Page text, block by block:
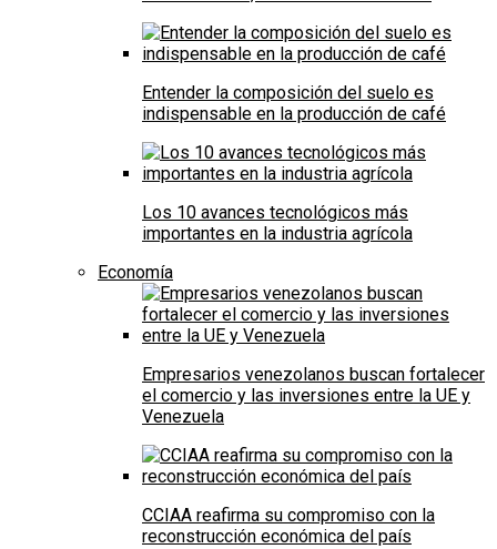
Entender la composición del suelo es
indispensable en la producción de café
Los 10 avances tecnológicos más
importantes en la industria agrícola
Economía
Empresarios venezolanos buscan fortalecer
el comercio y las inversiones entre la UE y
Venezuela
CCIAA reafirma su compromiso con la
reconstrucción económica del país